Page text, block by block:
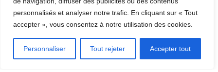
personnalisés et analyser notre trafic. En cliquant sur « Tout
accepter », vous consentez à notre utilisation des cookies.
Personnaliser Tout rejeter Accepter tout
OÙ DORMIR?